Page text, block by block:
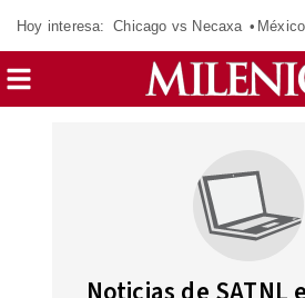
Hoy interesa: Chicago vs Necaxa